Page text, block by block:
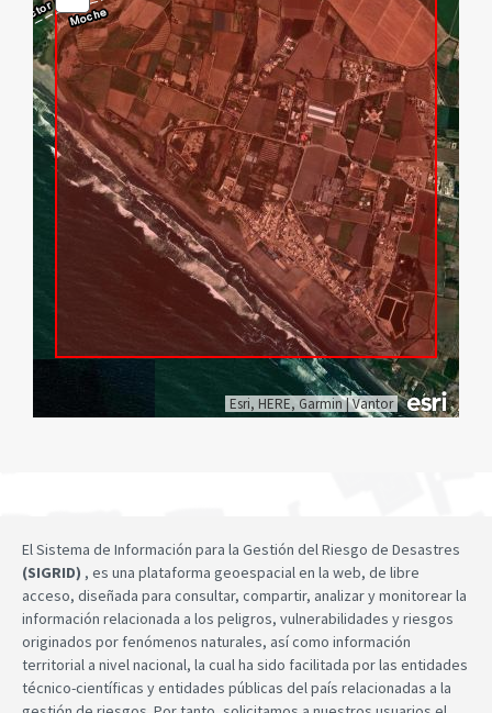
Esri, HERE, Garmin|Vantor
Out
El Sistema de Información para la Gestión del Riesgo de Desastres
(SIGRID) , es una plataforma geoespacial en la web, de libre
acceso, diseñada para consultar, compartir, analizar y monitorear la
información relacionada a los peligros, vulnerabilidades y riesgos
originados por fenómenos naturales, así como información
territorial a nivel nacional, la cual ha sido facilitada por las entidades
técnico-científicas y entidades públicas del país relacionadas a la